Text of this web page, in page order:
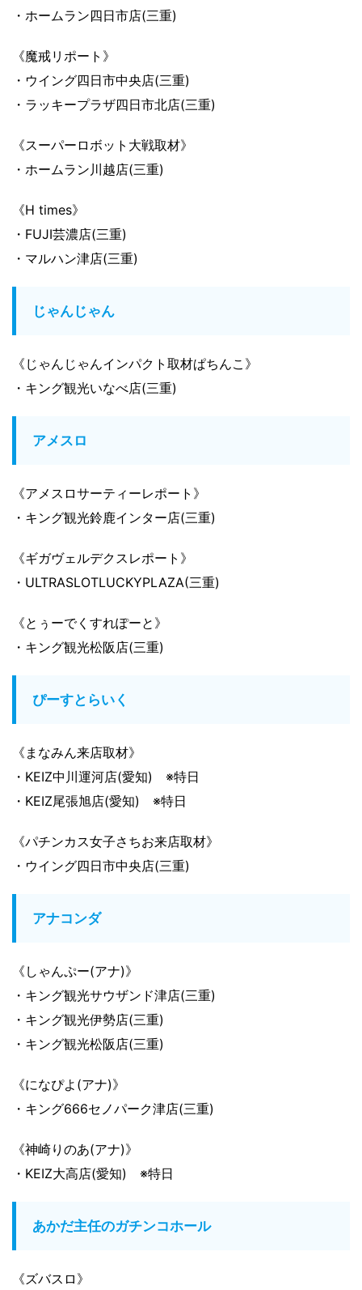
・ホームラン四日市店(三重)
《魔戒リポート》
・ウイング四日市中央店(三重)
・ラッキープラザ四日市北店(三重)
《スーパーロボット大戦取材》
・ホームラン川越店(三重)
《H times》
・FUJI芸濃店(三重)
・マルハン津店(三重)
じゃんじゃん
《じゃんじゃんインパクト取材ぱちんこ》
・キング観光いなべ店(三重)
アメスロ
《アメスロサーティーレポート》
・キング観光鈴鹿インター店(三重)
《ギガヴェルデクスレポート》
・ULTRASLOTLUCKYPLAZA(三重)
《とぅーでくすれぽーと》
・キング観光松阪店(三重)
ぴーすとらいく
《まなみん来店取材》
・KEIZ中川運河店(愛知) ※特日
・KEIZ尾張旭店(愛知) ※特日
《パチンカス女子さちお来店取材》
・ウイング四日市中央店(三重)
アナコンダ
《しゃんぷー(アナ)》
・キング観光サウザンド津店(三重)
・キング観光伊勢店(三重)
・キング観光松阪店(三重)
《になぴよ(アナ)》
・キング666セノパーク津店(三重)
《神崎りのあ(アナ)》
・KEIZ大高店(愛知) ※特日
あかだ主任のガチンコホール
《ズバスロ》